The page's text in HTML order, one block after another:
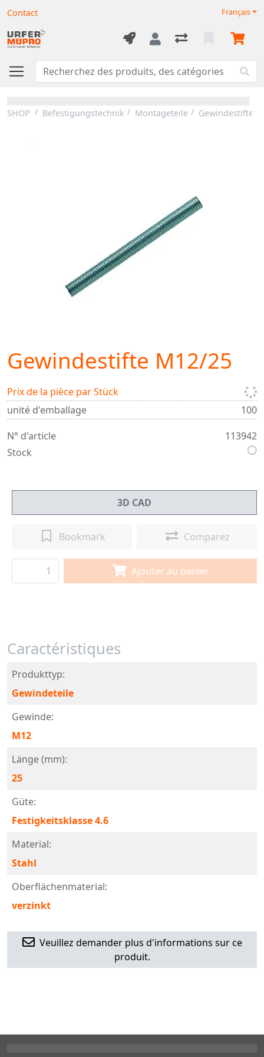
Contact Français
SHOP Befestigungstechnik Montageteile Gewindestifte
Gewindestifte M12/25
Prix de la pièce par Stück
unité d'emballage
100
N° d'article
113942
Stock
3D CAD
Bookmark Comparez
Ajouter au panier
Caractéristiques
Produkttyp:
Gewindeteile
Gewinde:
M12
Länge (mm):
25
Güte:
Festigkeitsklasse 4.6
Material:
Stahl
Oberflächenmaterial:
verzinkt
Veuillez demander plus d'informations sur ce
produit.